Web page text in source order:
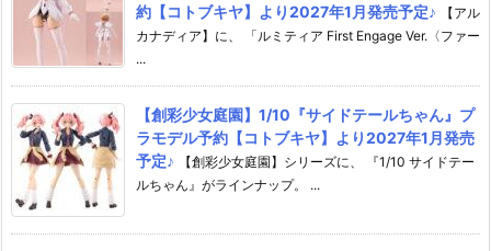
約【コトブキヤ】より2027年1月発売予定♪
【アル
カナディア】に、 「ルミティア First Engage Ver.〈ファー
...
【創彩少女庭園】1/10『サイドテールちゃん』プ
ラモデル予約【コトブキヤ】より2027年1月発売
予定♪
【創彩少女庭園】シリーズに、 『1/10 サイドテー
ルちゃん』がラインナップ。 ...